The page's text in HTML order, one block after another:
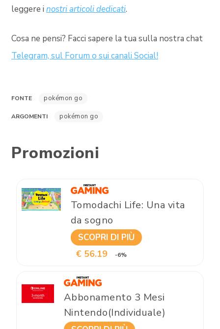
leggere i nostri articoli dedicati.
Cosa ne pensi? Facci sapere la tua sulla nostra chat
Telegram, sul Forum o sui canali Social!
FONTE pokémon go
ARGOMENTI pokémon go
Promozioni
Tomodachi Life: Una vita
da sogno
SCOPRI DI PIÙ
€ 56.19 -6%
Abbonamento 3 Mesi
Nintendo(Individuale)